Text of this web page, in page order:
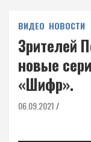
ВИДЕО НОВОСТИ
Зрителей
новые
«Шифр».
06.09.2021